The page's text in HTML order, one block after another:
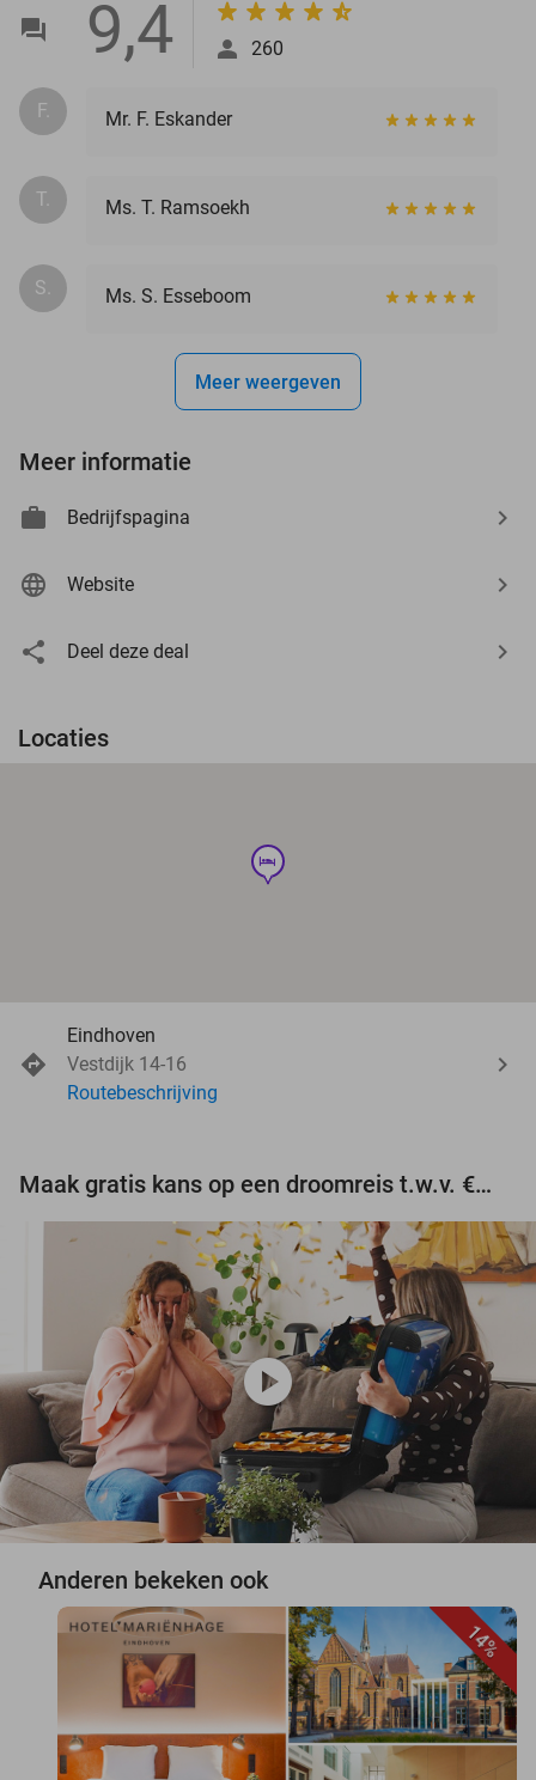
9,4 260
F. Mr. F. Eskander
T. Ms. T. Ramsoekh
S. Ms. S. Esseboom
Meer weergeven
Meer informatie
Bedrijfspagina
Website
Deel deze deal
Locaties
hotel
Eindhoven
Vestdijk 14-16
Routebeschrijving
Maak gratis kans op een droomreis t.w.v. €3.000!
play_circle
Anderen bekeken ook
14%